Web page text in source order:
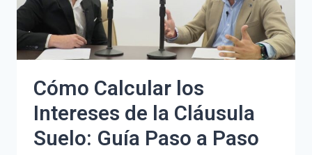
Cómo Calcular los
Intereses de la Cláusula
Suelo: Guía Paso a Paso